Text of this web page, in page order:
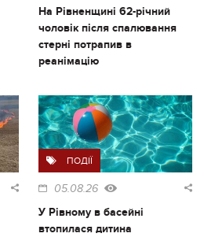
На Рівненщині 62-річний
чоловік після спалювання
стерні потрапив в
реанімацію
ПОДІЇ
05.08.26
У Рівному в басейні
втопилася дитина